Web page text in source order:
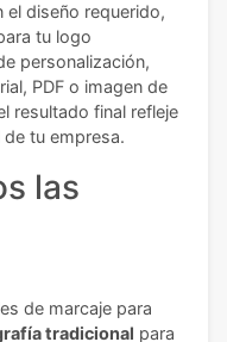
el diseño requerido,
tu logo
personalización,
PDF o imagen de
resultado final refleje
tu empresa.
las
de marcaje para
tradicional para